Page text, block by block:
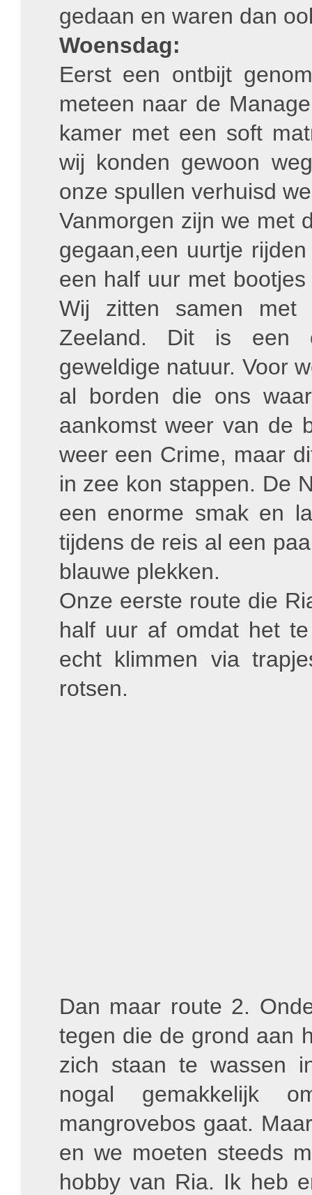
gedaan en waren dan
Woensdag:
Eerst een ontbijt
meteen naar de
kamer met een soft
wij konden gewoon
onze spullen verhuisd
Vanmorgen zijn we met
gegaan,een uurtje
een half uur met
Wij zitten samen met
Zeeland. Dit is een
geweldige natuur. Voor
al borden die ons
aankomst weer van de
weer een Crime, maar
in zee kon stappen. De
een enorme smak en
tijdens de reis al een
blauwe plekken.
Onze eerste route die
half uur af omdat het
echt klimmen via
rotsen.
Dan maar route 2.
tegen die de grond aan
zich staan te wassen
nogal gemakkelijk
mangrovebos gaat.
en we moeten steeds
hobby van Ria. Ik heb